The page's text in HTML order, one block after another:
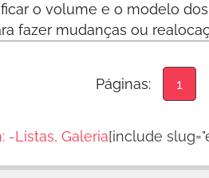
o volume e o modelo
fazer mudanças ou
Páginas: 1
-Listas, Galeria[include